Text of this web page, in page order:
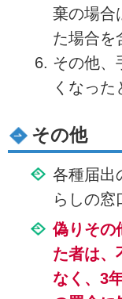
棄の場合
た場合を
その他、
くなった
その他
各種届出
らしの窓
偽りその
た者は、
なく、3